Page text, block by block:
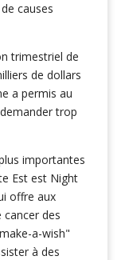
causes
trimestriel de
de dollars
a permis au
trop
importantes
Est est Night
offre aux
des
a-wish"
à des